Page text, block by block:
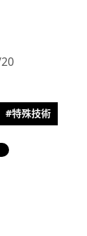
#特殊技術